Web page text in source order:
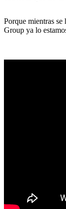
Porque mientras se
Group ya lo